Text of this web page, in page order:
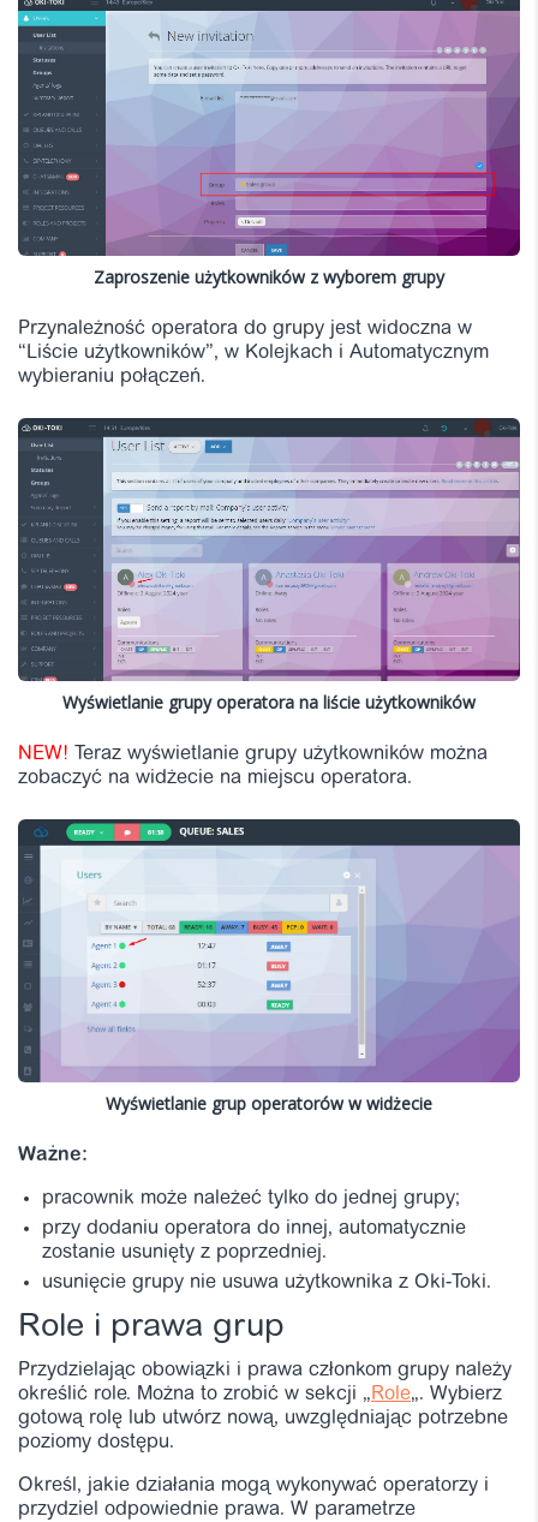
Zaproszenie użytkowników z wyborem grupy
Przynależność operatora do grupy jest widoczna w
“Liście użytkowników”, w Kolejkach i Automatycznym
wybieraniu połączeń.
Wyświetlanie grupy operatora na liście użytkowników
NEW! Teraz wyświetlanie grupy użytkowników można
zobaczyć na widżecie na miejscu operatora.
Wyświetlanie grup operatorów w widżecie
Ważne:
pracownik może należeć tylko do jednej grupy;
przy dodaniu operatora do innej, automatycznie
zostanie usunięty z poprzedniej.
usunięcie grupy nie usuwa użytkownika z Oki-Toki.
Role i prawa grup
Przydzielając obowiązki i prawa członkom grupy należy
określić role. Można to zrobić w sekcji „Role„. Wybierz
gotową rolę lub utwórz nową, uwzględniając potrzebne
poziomy dostępu.
Określ, jakie działania mogą wykonywać operatorzy i
przydziel odpowiednie prawa. W parametrze